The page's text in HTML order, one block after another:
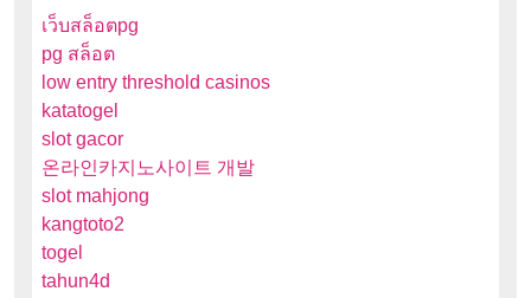
เว็บสล็อตpg
pg สล็อต
low entry threshold casinos
katatogel
slot gacor
온라인카지노사이트 개발
slot mahjong
kangtoto2
togel
tahun4d